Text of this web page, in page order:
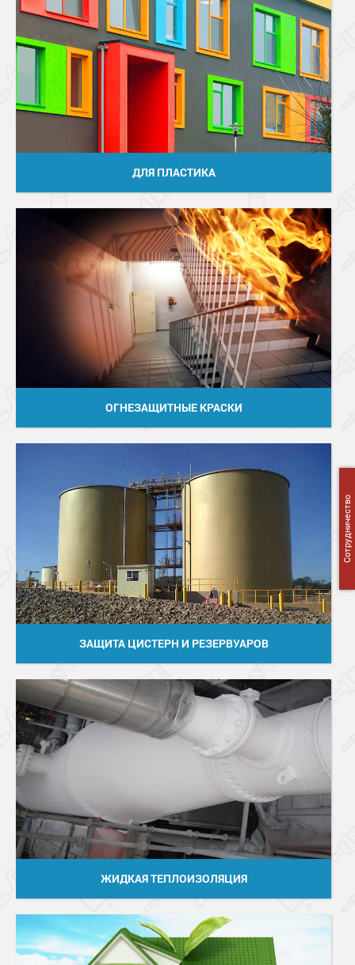
ДЛЯ ПЛАСТИКА
ОГНЕЗАЩИТНЫЕ КРАСКИ
ЗАЩИТА ЦИСТЕРН И РЕЗЕРВУАРОВ
ЖИДКАЯ ТЕПЛОИЗОЛЯЦИЯ
Сотрудничество